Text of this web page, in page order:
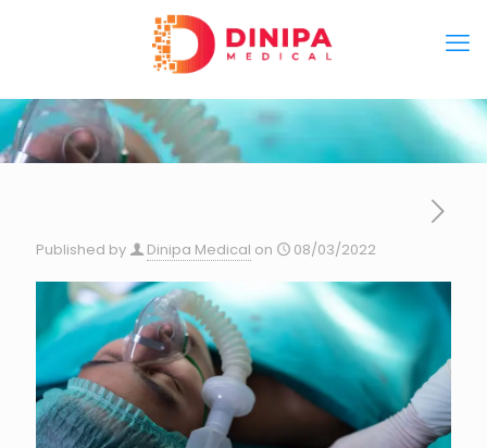
Published by Dinipa Medical on 08/03/2022